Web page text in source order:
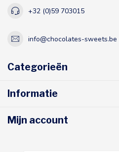
+32 (0)59 703015
info@chocolates-sweets.be
Categorieën
Informatie
Mijn account